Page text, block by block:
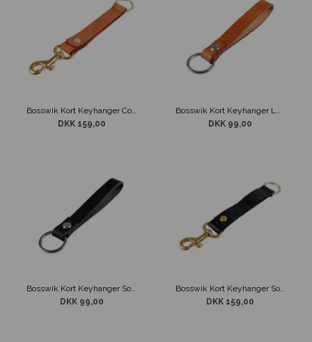
DKK 159,00
DKK 99,00
Bosswik Kort Keyhanger Sort Læder
DKK 99,00
Bosswik Kort Keyhanger Sort Læder Karabin
DKK 159,00